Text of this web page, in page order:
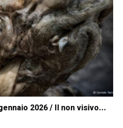
2026 / Il non visivo...